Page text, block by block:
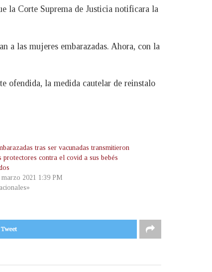
la Corte Suprema de Justicia notificara la
a las mujeres embarazadas. Ahora, con la
ofendida, la medida cautelar de reinstalo
tras ser vacunadas transmitieron
protectores contra el covid a sus bebés
marzo 2021 1:39 PM
Tweet